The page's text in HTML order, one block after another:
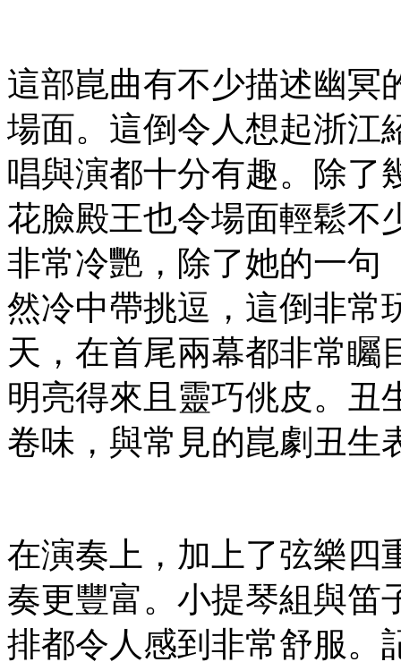
這部崑曲有不少描述幽冥
場面。這倒令人想起浙江
唱與演都十分有趣。除了
花臉殿王也令場面輕鬆不
非常冷艷，除了她的一句
然冷中帶挑逗，這倒非常
天，在首尾兩幕都非常矚
明亮得來且靈巧佻皮。丑
卷味，與常見的崑劇丑生
在演奏上，加上了弦樂四
奏更豐富。小提琴組與笛
排都令人感到非常舒服。